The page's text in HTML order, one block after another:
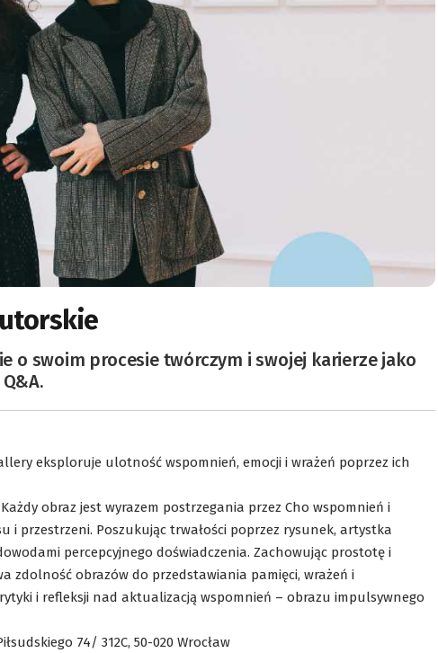
o swoim procesie twórczym i swojej karierze jako
eksploruje ulotność wspomnień, emocji i wrażeń poprzez ich
obraz jest wyrazem postrzegania przez Cho wspomnień i
i przestrzeni. Poszukując trwałości poprzez rysunek, artystka
percepcyjnego doświadczenia. Zachowując prostotę i
zdolność obrazów do przedstawiania pamięci, wrażeń i
i refleksji nad aktualizacją wspomnień – obrazu impulsywnego
74/ 312C, 50-020 Wrocław